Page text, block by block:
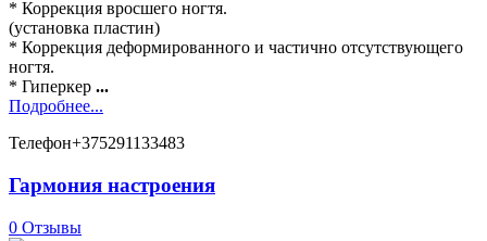
* Коррекция вросшего ногтя.
(установка пластин)
* Коррекция деформированного и частично отсутствующего
ногтя.
* Гиперкер ...
Подробнее...
Телефон+375291133483
Гармония настроения
0 Отзывы